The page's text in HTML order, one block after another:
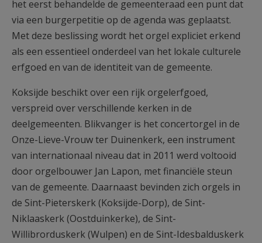
het eerst behandelde de gemeenteraad een punt dat
via een burgerpetitie op de agenda was geplaatst.
Met deze beslissing wordt het orgel expliciet erkend
als een essentieel onderdeel van het lokale culturele
erfgoed en van de identiteit van de gemeente.
Koksijde beschikt over een rijk orgelerfgoed,
verspreid over verschillende kerken in de
deelgemeenten. Blikvanger is het concertorgel in de
Onze-Lieve-Vrouw ter Duinenkerk, een instrument
van internationaal niveau dat in 2011 werd voltooid
door orgelbouwer Jan Lapon, met financiële steun
van de gemeente. Daarnaast bevinden zich orgels in
de Sint-Pieterskerk (Koksijde-Dorp), de Sint-
Niklaaskerk (Oostduinkerke), de Sint-
Willibrorduskerk (Wulpen) en de Sint-Idesbalduskerk